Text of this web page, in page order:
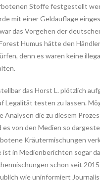
Stoffe festgestellt
mit einer Geldauflage
das Vorgehen der
Humus hätte den
denn es waren keine
das Horst L. plötzlich
Legalität testen zu lassen.
Analysen die zu diesem
es von den Medien so
Kräutermischungen
ist in Medienberichten sogar
schon seit
wie uninformiert